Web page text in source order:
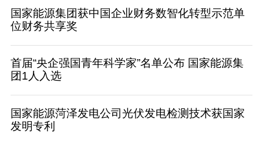
国家能源集团获中国企业财务数智化转型示范单
位财务共享奖
首届“央企强国青年科学家”名单公布 国家能源集
团1人入选
国家能源菏泽发电公司光伏发电检测技术获国家
发明专利